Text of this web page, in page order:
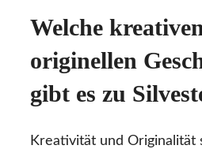
Welche
originellen
gibt es zu
Kreativität und Originalität